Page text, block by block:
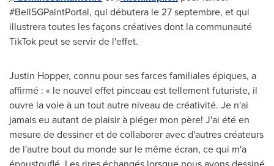
#Bell5GPaintPortal, qui débutera le 27 septembre, et qui
illustrera toutes les façons créatives dont la communauté
TikTok peut se servir de l'effet.
Justin Hopper, connu pour ses farces familiales épiques, a
affirmé : « le nouvel effet pinceau est tellement futuriste, il
ouvre la voie à un tout autre niveau de créativité. Je n'ai
jamais eu autant de plaisir à piéger mon père! J'ai été en
mesure de dessiner et de collaborer avec d'autres créateurs
de l'autre bout du monde sur le même écran, ce qui m'a